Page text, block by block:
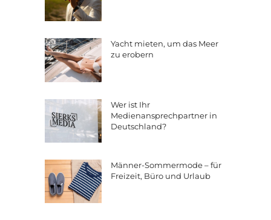
Yacht mieten, um das Meer
zu erobern
Wer ist Ihr
Medienansprechpartner in
Deutschland?
Männer-Sommermode – für
Freizeit, Büro und Urlaub